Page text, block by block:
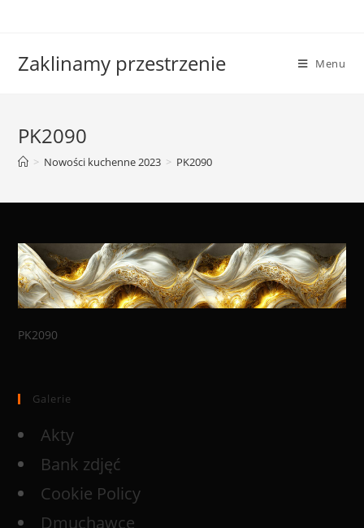
Zaklinamy przestrzenie Menu
PK2090
> Nowości kuchenne 2023 > PK2090
PK2090
Galerie
Akty
Bank zdjęć
Cookie Policy
Dmuchawce